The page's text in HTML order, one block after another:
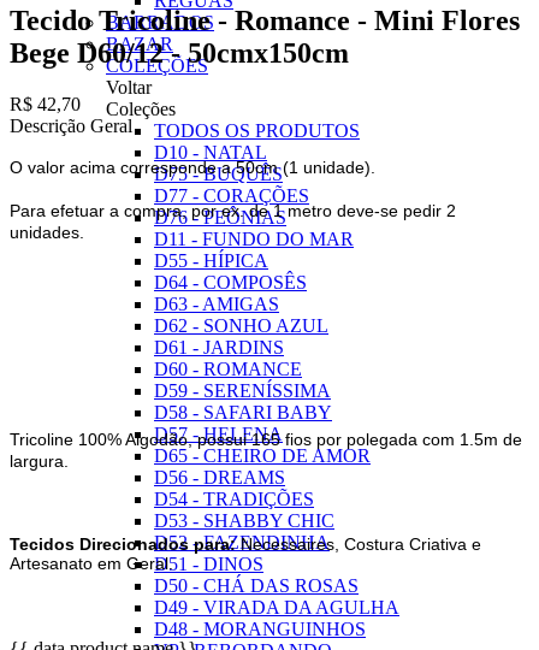
BARRADOS
BAZAR
COLEÇÕES
Voltar
Coleções
TODOS OS PRODUTOS
D10 - NATAL
D75 - BUQUÊS
D77 - CORAÇÕES
D76 - PEÔNIAS
D11 - FUNDO DO MAR
D55 - HÍPICA
D64 - COMPOSÊS
D63 - AMIGAS
D62 - SONHO AZUL
D61 - JARDINS
D60 - ROMANCE
D59 - SERENÍSSIMA
D58 - SAFARI BABY
D57 - HELENA
D65 - CHEIRO DE AMOR
D56 - DREAMS
D54 - TRADIÇÕES
D53 - SHABBY CHIC
D52 - FAZENDINHA
D51 - DINOS
D50 - CHÁ DAS ROSAS
D49 - VIRADA DA AGULHA
D48 - MORANGUINHOS
Tecido Tricoline - Romance - Mini Flores
Bege D60/12 - 50cmx150cm
R$ 42,70
Descrição Geral
O valor acima corresponde a 50cm (1 unidade).
Para efetuar a compra, por ex. de 1 metro deve-se pedir 2
unidades.
Tricoline 100% Algodão, possui 165 fios por polegada com 1.5m de
largura.
Tecidos Direcionados para:Necessaires, Costura Criativa e
Artesanato em Geral.